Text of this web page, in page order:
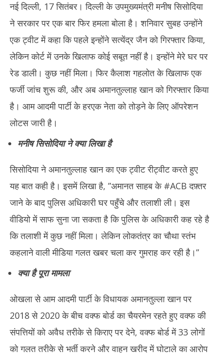
NOW VIEWING
अमानातुल्लाह की गिरफ्तारी पर मनीष सिसोदिया ने दी प्रतिक्रिया, भाजपा पर
लगाया यह आरोप
September
नई दिल्ली, 17 सितंबर। दिल्ली के उपमुख्यमंत्री मनीष सिसोदिया
ने सरकार पर एक बार फिर हमला बोला है। शनिवार सुबह उन्होंने
एक ट्वीट में कहा कि पहले इन्होंने सत्येंद्र जैन को गिरफ्तार किया,
लेकिन कोर्ट में उनके खिलाफ कोई सबूत नहीं है। इन्होंने मेरे घर पर
रेड डाली। कुछ नहीं मिला। फिर कैलाश गहलोत के खिलाफ एक
फर्जी जांच शुरू की, और अब अमानतुल्लाह खान को गिरफ्तार किया
है। आम आदमी पार्टी के हरएक नेता को तोड़ने के लिए ऑपरेशन
लोटस जारी है।
मनीष सिसोदिया ने क्या लिखा है
सिसोदिया ने अमानतुल्लाह खान का एक ट्वीट रीट्वीट करते हुए
यह बात कही है। इसमें लिखा है, ”अमानत साहब के #ACB दफ़्तर
जाने के बाद पुलिस अधिकारी घर पहुँचे और तलाशी ली। इस
वीडियो में साफ सुना जा सकता है कि पुलिस के अधिकारी कह रहे है
कि तलाशी में कुछ नहीं मिला। लेकिन लोकतंत्र का चौथा स्तंभ
कहलाने वाली मीडिया गलत खबर चला कर गुमराह कर रही है।”
क्या है पूरा मामला
ओखला से आम आदमी पार्टी के विधायक अमानतुल्ला खान पर
2018 से 2020 के बीच वक्फ बोर्ड का चैयरमेन रहते हुए वक्फ की
संपत्तियों को अवैध तरीके से किराए पर देने, वक्फ बोर्ड में 33 लोगों
को गलत तरीके से भर्ती करने और वाहन खरीद में घोटाले का आरोप